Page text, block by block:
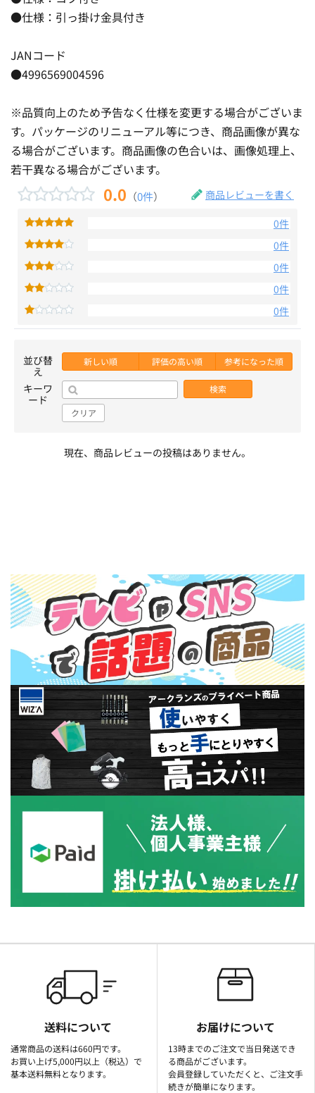
●仕様：引っ掛け金具付き
JANコード
●4996569004596
※品質向上のため予告なく仕様を変更する場合がございま
す。パッケージのリニューアル等につき、商品画像が異な
る場合がございます。商品画像の色合いは、画像処理上、
若干異なる場合がございます。
0.0 （0件） 商品レビューを書く
0件
0件
0件
0件
0件
並び替
え
新しい順 評価の高い順 参考になった順
キーワ
ード
検索
クリア
現在、商品レビューの投稿はありません。
送料について
通常商品の送料は660円です。
お買い上げ5,000円以上（税込）で
基本送料無料となります。
お届けについて
13時までのご注文で当日発送でき
る商品がございます。
会員登録していただくと、ご注文手
続きが簡単になります。